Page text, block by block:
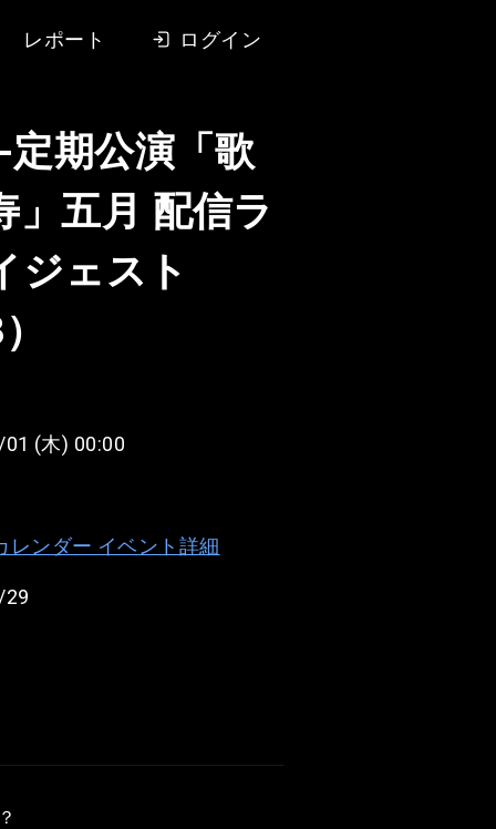
レポート ログイン
期公演「歌
」五月 配信ラ
ジェスト
(木) 00:00
レンダー イベント詳細